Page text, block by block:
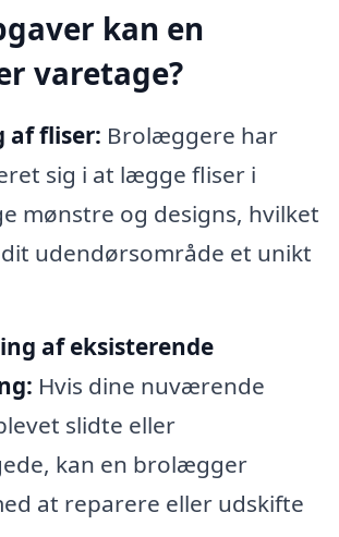
kan en
varetage?
af fliser: Brolæggere har
sig i at lægge fliser i
mønstre og designs, hvilket
udendørsområde et unikt
af eksisterende
Hvis dine nuværende
slidte eller
kan en brolægger
at reparere eller udskifte